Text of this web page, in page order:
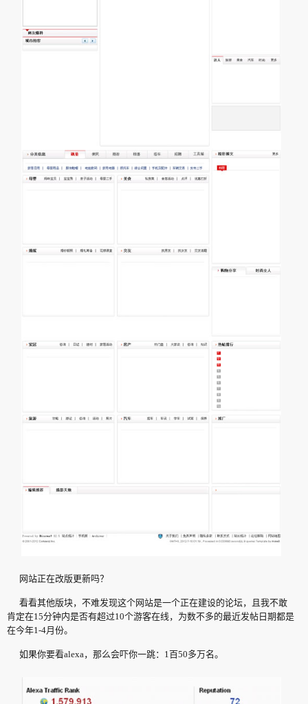
网站正在改版更新吗？
看看其他版块，不难发现这个网站是一个正在建设的论坛，且我不敢
肯定在15分钟内是否有超过10个游客在线，为数不多的最近发帖日期都是
在今年1-4月份。
如果你要看alexa，那么会吓你一跳：1百50多万名。